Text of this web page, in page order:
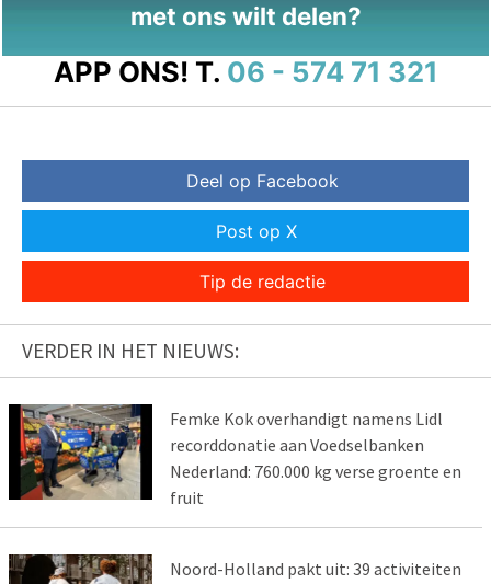
met ons wilt delen?
APP ONS! T. 06 - 574 71 321
Deel op Facebook
Post op X
Tip de redactie
VERDER IN HET NIEUWS:
Femke Kok overhandigt namens Lidl
recorddonatie aan Voedselbanken
Nederland: 760.000 kg verse groente en
fruit
Noord-Holland pakt uit: 39 activiteiten